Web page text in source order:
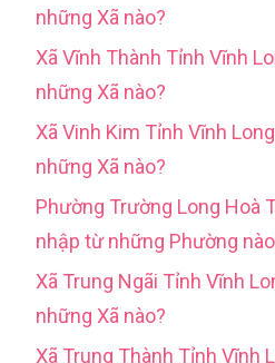
những Xã nào?
Xã Vĩnh Thành Tỉnh Vĩnh
những Xã nào?
Xã Vinh Kim Tỉnh Vĩnh
những Xã nào?
Phường Trường Long Hoà
nhập từ những Phường
Xã Trung Ngãi Tỉnh Vĩnh
những Xã nào?
Xã Trung Thành Tỉnh Vĩnh